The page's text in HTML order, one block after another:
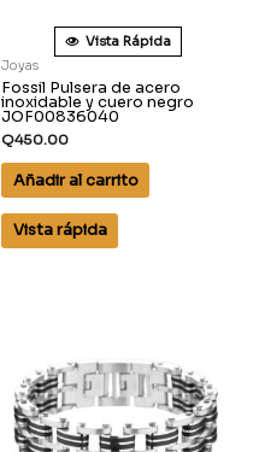
Vista Rápida
Joyas
Fossil Pulsera de acero
inoxidable y cuero negro
JOF00836040
Q450.00
Añadir al carrito
Vista rápida